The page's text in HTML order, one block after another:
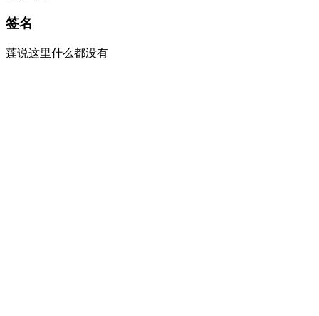
签名
莲说这里什么都没有